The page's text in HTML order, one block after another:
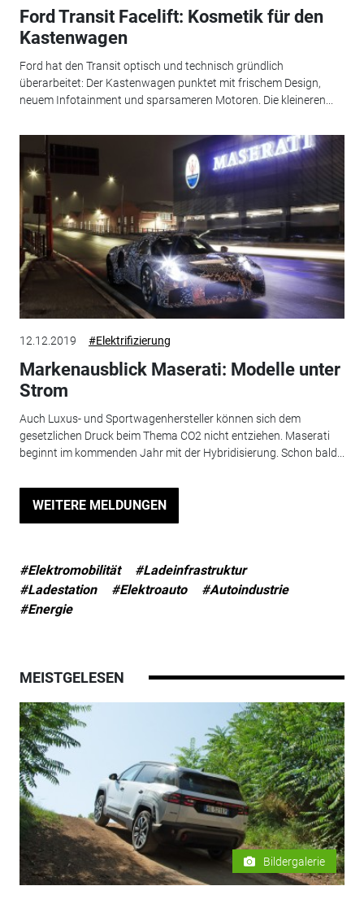
Ford Transit Facelift: Kosmetik für den
Kastenwagen
Ford hat den Transit optisch und technisch gründlich
überarbeitet: Der Kastenwagen punktet mit frischem Design,
neuem Infotainment und sparsameren Motoren. Die kleineren...
12.12.2019 #Elektrifizierung
Markenausblick Maserati: Modelle unter
Strom
Auch Luxus- und Sportwagenhersteller können sich dem
gesetzlichen Druck beim Thema CO2 nicht entziehen. Maserati
beginnt im kommenden Jahr mit der Hybridisierung. Schon bald...
WEITERE MELDUNGEN
#Elektromobilität
#Ladeinfrastruktur
#Ladestation
#Elektroauto
#Autoindustrie
#Energie
MEISTGELESEN
Bildergalerie